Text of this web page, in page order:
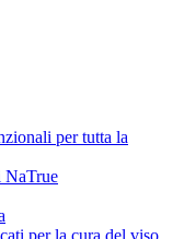
per tutta la
NaTrue